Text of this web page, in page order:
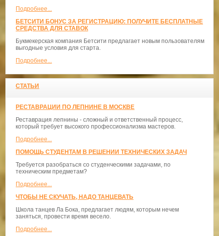
Подробнее...
БЕТСИТИ БОНУС ЗА РЕГИСТРАЦИЮ: ПОЛУЧИТЕ БЕСПЛАТНЫЕ
СРЕДСТВА ДЛЯ СТАВОК
Букмекерская компания Бетсити предлагает новым пользователям
выгодные условия для старта.
Подробнее...
СТАТЬИ
РЕСТАВРАЦИИ ПО ЛЕПНИНЕ В МОСКВЕ
Реставрация лепнины - сложный и ответственный процесс,
который требует высокого профессионализма мастеров.
Подробнее...
ПОМОЩЬ СТУДЕНТАМ В РЕШЕНИИ ТЕХНИЧЕСКИХ ЗАДАЧ
Требуется разобраться со студенческими задачами, по
техническим предметам?
Подробнее...
ЧТОБЫ НЕ СКУЧАТЬ, НАДО ТАНЦЕВАТЬ
​Школа танцев Ла Бока, предлагает людям, которым нечем
заняться, провести время весело.
Подробнее...